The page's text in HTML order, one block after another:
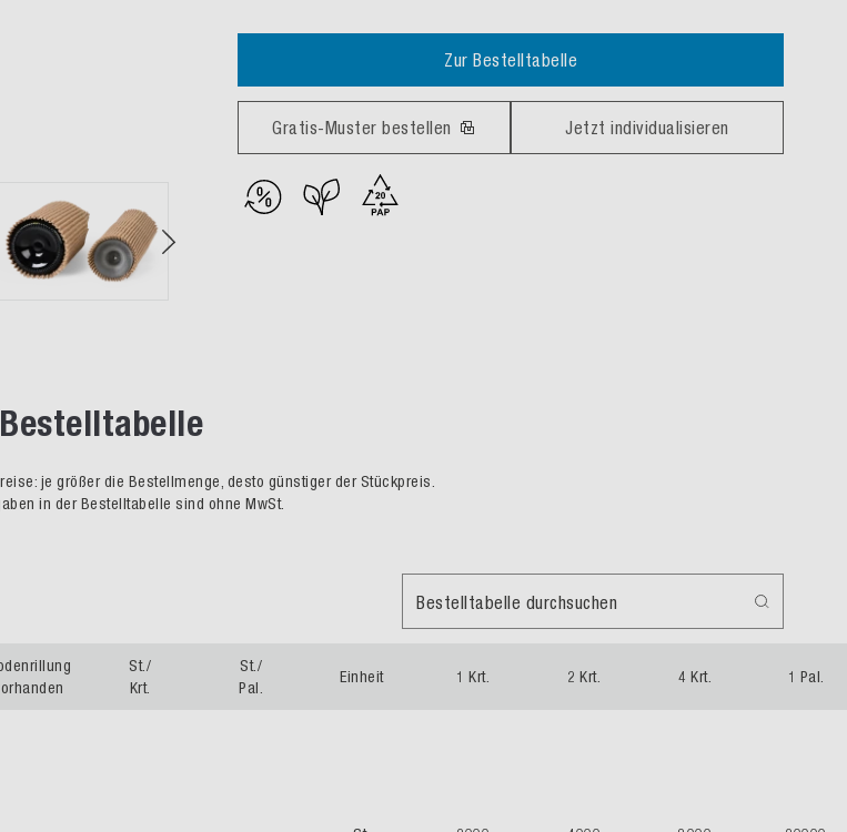
Zur Bestelltabelle
Gratis-Muster bestellen Jetzt individualisieren
Bestelltabelle
je größer die Bestellmenge, desto günstiger der Stückpreis.
in der Bestelltabelle sind ohne MwSt.
Bestelltabelle durchsuchen
St./
Krt.
St./
Pal.
Einheit 1 Krt. 2 Krt. 4 Krt. 1 Pal.